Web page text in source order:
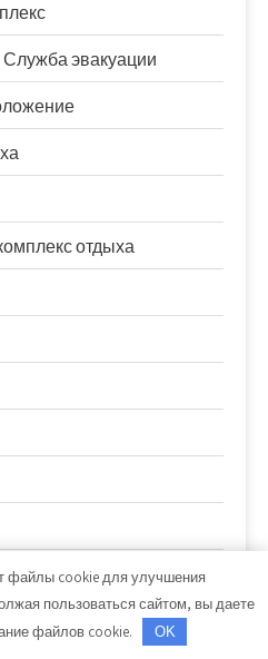
эвакуации
отдыха
файлы cookie для улучшения
пользоваться сайтом, вы даете
файлов cookie.
OK